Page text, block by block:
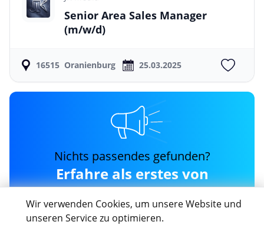
Wir verwenden Cookies, um unsere Website und
unseren Service zu optimieren.
Senior Area Sales Manager
(m/w/d)
16515 Oranienburg 25.03.2025
Nichts passendes gefunden?
Erfahre als erstes von
neuen jk-media Jobs in
Oranienburg